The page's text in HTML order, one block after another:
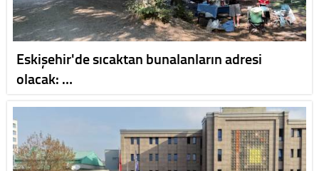
Eskişehir'de sıcaktan bunalanların adresi
olacak: …